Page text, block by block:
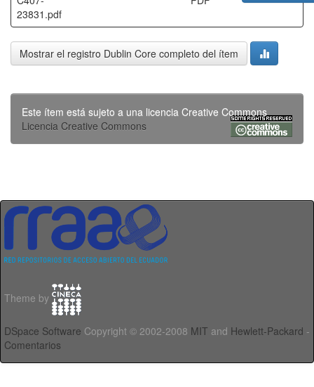
23831.pdf
Mostrar el registro Dublin Core completo del ítem
Este ítem está sujeto a una licencia Creative Commons
Licencia Creative Commons
Theme by
DSpace Software Copyright © 2002-2008 MIT and Hewlett-Packard -
Comentarios